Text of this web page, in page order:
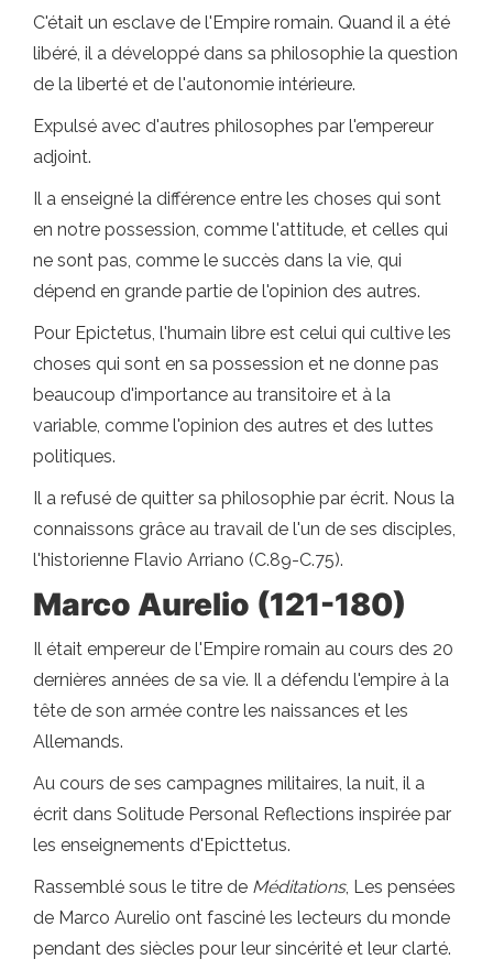
C'était un esclave de l'Empire romain. Quand il a été
libéré, il a développé dans sa philosophie la question
de la liberté et de l'autonomie intérieure.
Expulsé avec d'autres philosophes par l'empereur
adjoint.
Il a enseigné la différence entre les choses qui sont
en notre possession, comme l'attitude, et celles qui
ne sont pas, comme le succès dans la vie, qui
dépend en grande partie de l'opinion des autres.
Pour Epictetus, l'humain libre est celui qui cultive les
choses qui sont en sa possession et ne donne pas
beaucoup d'importance au transitoire et à la
variable, comme l'opinion des autres et des luttes
politiques.
Il a refusé de quitter sa philosophie par écrit. Nous la
connaissons grâce au travail de l'un de ses disciples,
l'historienne Flavio Arriano (C.89-C.75).
Marco Aurelio (121-180)
Il était empereur de l'Empire romain au cours des 20
dernières années de sa vie. Il a défendu l'empire à la
tête de son armée contre les naissances et les
Allemands.
Au cours de ses campagnes militaires, la nuit, il a
écrit dans Solitude Personal Reflections inspirée par
les enseignements d'Epicttetus.
Rassemblé sous le titre de Méditations, Les pensées
de Marco Aurelio ont fasciné les lecteurs du monde
pendant des siècles pour leur sincérité et leur clarté.